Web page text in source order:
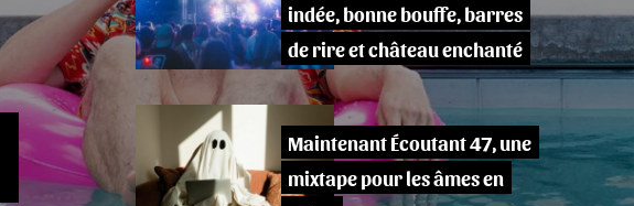
indée, bonne bouffe, barres
de rire et château enchanté
Maintenant Écoutant 47, une
mixtape pour les âmes en